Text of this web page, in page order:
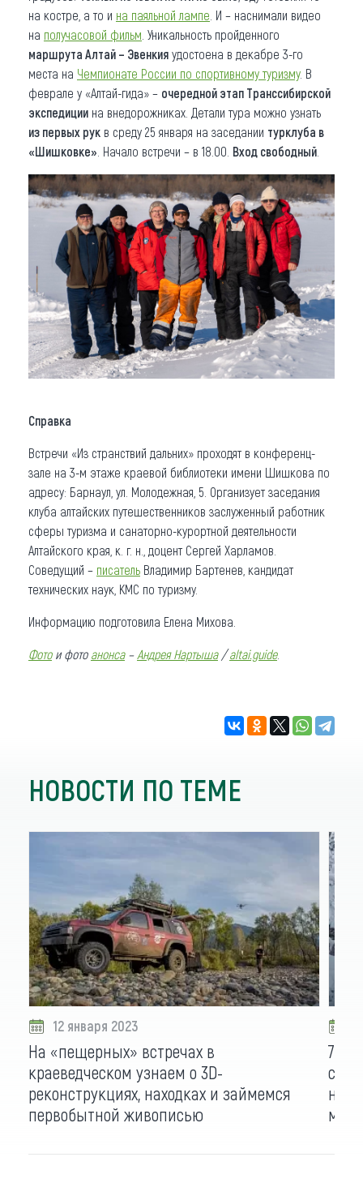
на костре, а то и на паяльной лампе . И – наснимали видео
на получасовой фильм . Уникальность пройденного
маршрута Алтай – Эвенкия удостоена в декабре 3-го
места на Чемпионате России по спортивному туризму. В
феврале у «Алтай-гида» – очередной этап Транссибирской
экспедиции на внедорожниках. Детали тура можно узнать
из первых рук в среду 25 января на заседании турклуба в
«Шишковке» . Начало встречи – в 18.00. Вход свободный
Справка
Встречи «Из странствий дальних» проходят в конференц-
зале на 3-м этаже краевой библиотеки имени Шишкова по
адресу: Барнаул, ул. Молодежная, 5. Организует заседания
клуба алтайских путешественников заслуженный работник
сферы туризма и санаторно-курортной деятельности
Алтайского края, к. г. н., доцент Сергей Харламов.
Соведущий – писатель Владимир Бартенев, кандидат
технических наук, КМС по туризму.
Информацию подготовила Елена Михова.
Фотои фото анонса– Андрея Нартыша/altai.guide.
НОВОСТИ ПО ТЕМЕ
12 января 2023
На «пещерных» встречах в
краеведческом узнаем о 3D-
реконструкциях, находках и займемся
первобытной живописью
700